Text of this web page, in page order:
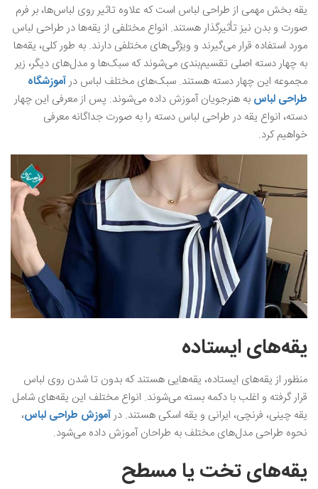
یقه‌ بخش مهمی از طراحی لباس است که علاوه تاثیر روی لباس‌ها، بر فرم
صورت و بدن نیز تأثیرگذار هستند. انواع مختلفی از یقه‌ها در طراحی لباس
مورد استفاده قرار می‌گیرند و ویژگی‌های مختلفی دارند. به طور کلی، یقه‌ها
به چهار دسته اصلی تقسیم‌بندی می‌شوند که سبک‌ها و مدل‌های دیگر، زیر
مجموعه این چهار دسته هستند. سبک‌های مختلف لباس درآموزشگاه
طراحی لباس به هنرجویان آموزش داده می‌شوند. پس از معرفی این چهار
دسته، انواع یقه‌ در طراحی لباس دسته را به صورت جداگانه معرفی
خواهیم کرد.
یقه‌های ایستاده
منظور از یقه‌های ایستاده، یقه‌هایی هستند که بدون تا شدن روی لباس
قرار گرفته و اغلب با دکمه بسته می‌شوند. انواع مختلف این یقه‌های شامل
یقه چینی، فرنچی، ایرانی و یقه اسکی هستند. درآموزش طراحی لباس،
نحوه طراحی مدل‌های مختلف به طراحان آموزش داده می‌شود.
یقه‌های تخت یا مسطح